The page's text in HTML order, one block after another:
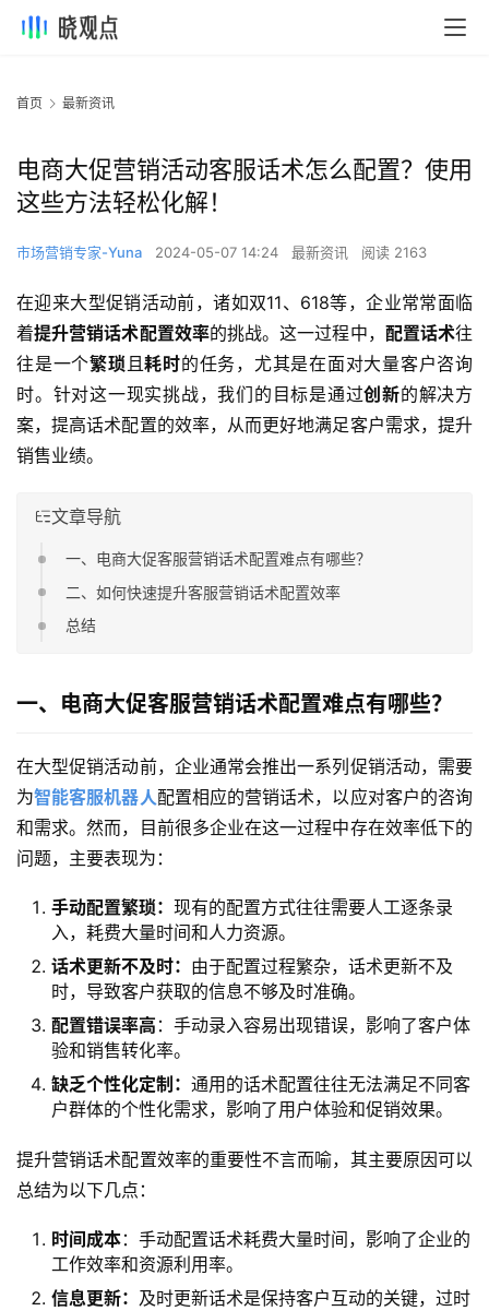
首页 最新资讯
电商大促营销活动客服话术怎么配置？使用
这些方法轻松化解！
市场营销专家-Yuna 2024-05-07 14:24 最新资讯 阅读 2163
在迎来大型促销活动前，诸如双11、618等，企业常常面临
着提升营销话术配置效率的挑战。这一过程中， 配置话术往
往是一个繁琐且耗时的任务，尤其是在面对大量客户咨询
时。针对这一现实挑战，我们的目标是通过创新的解决方
案，提高话术配置的效率，从而更好地满足客户需求，提升
销售业绩。
文章导航
一、电商大促客服营销话术配置难点有哪些？
二、如何快速提升客服营销话术配置效率
总结
一、电商大促客服营销话术配置难点有哪些？
在大型促销活动前，企业通常会推出一系列促销活动，需要
为智能客服机器人配置相应的营销话术，以应对客户的咨询
和需求。然而，目前很多企业在这一过程中存在效率低下的
问题，主要表现为：
手动配置繁琐： 现有的配置方式往往需要人工逐条录
入，耗费大量时间和人力资源。
话术更新不及时： 由于配置过程繁杂，话术更新不及
时，导致客户获取的信息不够及时准确。
配置错误率高 ：手动录入容易出现错误，影响了客户体
验和销售转化率。
缺乏个性化定制： 通用的话术配置往往无法满足不同客
户群体的个性化需求，影响了用户体验和促销效果。
提升营销话术配置效率的重要性不言而喻，其主要原因可以
总结为以下几点：
时间成本：手动配置话术耗费大量时间，影响了企业的
工作效率和资源利用率。
信息更新： 及时更新话术是保持客户互动的关键，过时